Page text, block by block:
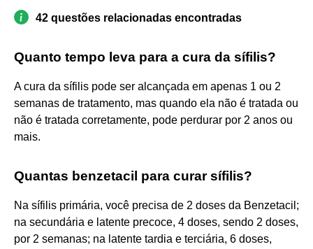
42 questões relacionadas encontradas
Quanto tempo leva para a cura da sífilis?
A cura da sífilis pode ser alcançada em apenas 1 ou 2
semanas de tratamento, mas quando ela não é tratada ou
não é tratada corretamente, pode perdurar por 2 anos ou
mais.
Quantas benzetacil para curar sífilis?
Na sífilis primária, você precisa de 2 doses da Benzetacil;
na secundária e latente precoce, 4 doses, sendo 2 doses,
por 2 semanas; na latente tardia e terciária, 6 doses,